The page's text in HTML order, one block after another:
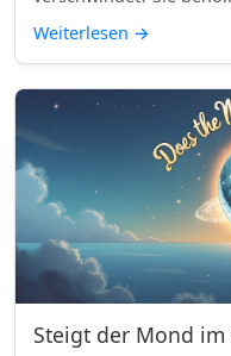
Weiterlesen →
Steigt der Mond im